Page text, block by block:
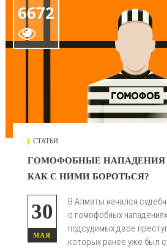
6672

СТАТЬИ
ГОМОФОБНЫЕ НАПАДЕНИЯ
КАК С НИМИ БОРОТЬСЯ?
30
МАЯ
В Алматы начался
о гомофобных
подсудимых двое
которых ранее уже был